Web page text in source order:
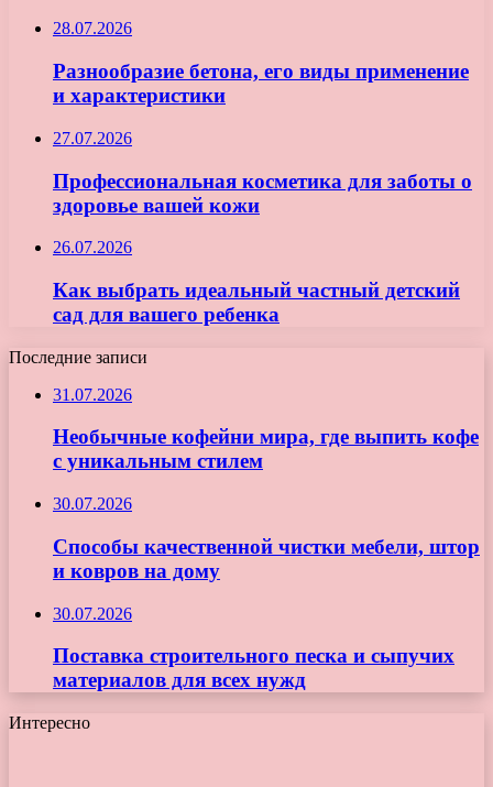
28.07.2026
Разнообразие бетона, его виды применение
и характеристики
27.07.2026
Профессиональная косметика для заботы о
здоровье вашей кожи
26.07.2026
Как выбрать идеальный частный детский
сад для вашего ребенка
Последние записи
31.07.2026
Необычные кофейни мира, где выпить кофе
с уникальным стилем
30.07.2026
Способы качественной чистки мебели, штор
и ковров на дому
30.07.2026
Поставка строительного песка и сыпучих
материалов для всех нужд
Интересно